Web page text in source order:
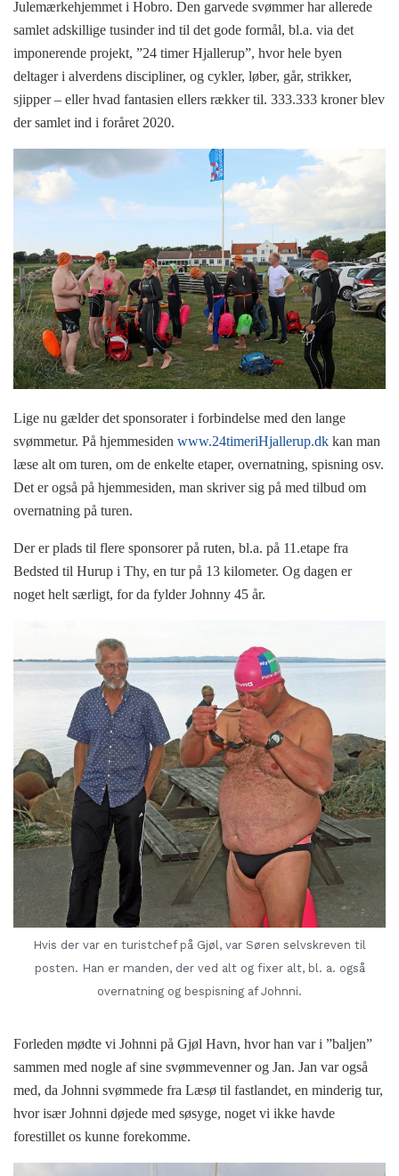
Julemærkehjemmet i Hobro. Den garvede svømmer har allerede
samlet adskillige tusinder ind til det gode formål, bl.a. via det
imponerende projekt, ”24 timer Hjallerup”, hvor hele byen
deltager i alverdens discipliner, og cykler, løber, går, strikker,
sjipper – eller hvad fantasien ellers rækker til. 333.333 kroner blev
der samlet ind i foråret 2020.
Lige nu gælder det sponsorater i forbindelse med den lange
svømmetur. På hjemmesiden www.24timeriHjallerup.dk kan man
læse alt om turen, om de enkelte etaper, overnatning, spisning osv.
Det er også på hjemmesiden, man skriver sig på med tilbud om
overnatning på turen.
Der er plads til flere sponsorer på ruten, bl.a. på 11.etape fra
Bedsted til Hurup i Thy, en tur på 13 kilometer. Og dagen er
noget helt særligt, for da fylder Johnny 45 år.
Hvis der var en turistchef på Gjøl, var Søren selvskreven til
posten. Han er manden, der ved alt og fixer alt, bl. a. også
overnatning og bespisning af Johnni.
Forleden mødte vi Johnni på Gjøl Havn, hvor han var i ”baljen”
sammen med nogle af sine svømmevenner og Jan. Jan var også
med, da Johnni svømmede fra Læsø til fastlandet, en minderig tur,
hvor især Johnni døjede med søsyge, noget vi ikke havde
forestillet os kunne forekomme.